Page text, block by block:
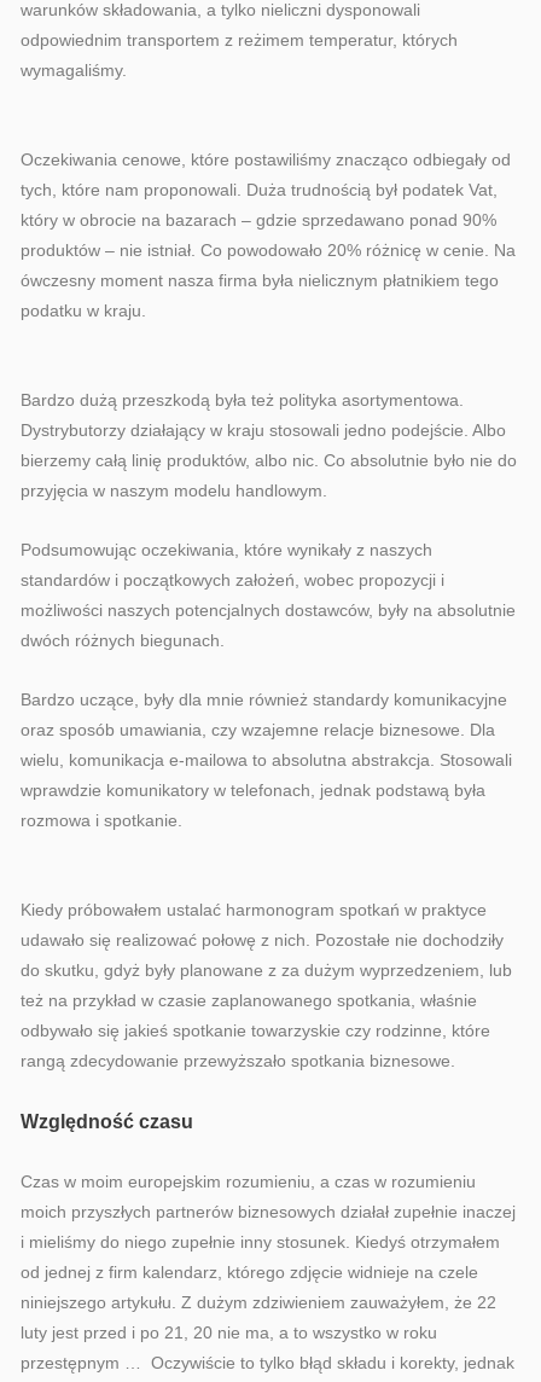
warunków składowania, a tylko nieliczni dysponowali
odpowiednim transportem z reżimem temperatur, których
wymagaliśmy.
Oczekiwania cenowe, które postawiliśmy znacząco odbiegały od
tych, które nam proponowali. Duża trudnością był podatek Vat,
który w obrocie na bazarach – gdzie sprzedawano ponad 90%
produktów – nie istniał. Co powodowało 20% różnicę w cenie. Na
ówczesny moment nasza firma była nielicznym płatnikiem tego
podatku w kraju.
Bardzo dużą przeszkodą była też polityka asortymentowa.
Dystrybutorzy działający w kraju stosowali jedno podejście. Albo
bierzemy całą linię produktów, albo nic. Co absolutnie było nie do
przyjęcia w naszym modelu handlowym.
Podsumowując oczekiwania, które wynikały z naszych
standardów i początkowych założeń, wobec propozycji i
możliwości naszych potencjalnych dostawców, były na absolutnie
dwóch różnych biegunach.
Bardzo uczące, były dla mnie również standardy komunikacyjne
oraz sposób umawiania, czy wzajemne relacje biznesowe. Dla
wielu, komunikacja e-mailowa to absolutna abstrakcja. Stosowali
wprawdzie komunikatory w telefonach, jednak podstawą była
rozmowa i spotkanie.
Kiedy próbowałem ustalać harmonogram spotkań w praktyce
udawało się realizować połowę z nich. Pozostałe nie dochodziły
do skutku, gdyż były planowane z za dużym wyprzedzeniem, lub
też na przykład w czasie zaplanowanego spotkania, właśnie
odbywało się jakieś spotkanie towarzyskie czy rodzinne, które
rangą zdecydowanie przewyższało spotkania biznesowe.
Względność czasu
Czas w moim europejskim rozumieniu, a czas w rozumieniu
moich przyszłych partnerów biznesowych działał zupełnie inaczej
i mieliśmy do niego zupełnie inny stosunek. Kiedyś otrzymałem
od jednej z firm kalendarz, którego zdjęcie widnieje na czele
niniejszego artykułu. Z dużym zdziwieniem zauważyłem, że 22
luty jest przed i po 21, 20 nie ma, a to wszystko w roku
przestępnym … Oczywiście to tylko błąd składu i korekty, jednak